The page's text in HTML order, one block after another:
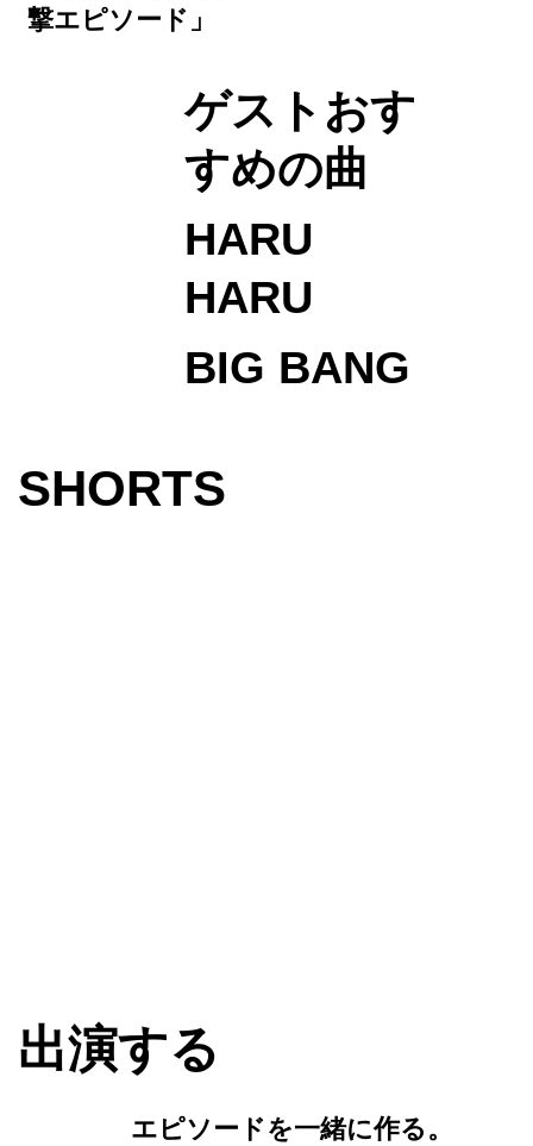
撃エピソード」
ゲストおす
すめの曲
HARU
HARU
BIG BANG
SHORTS
​出演する
​エピソードを一緒に作る。